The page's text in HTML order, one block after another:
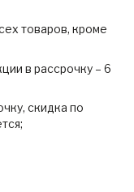
товаров, кроме
в рассрочку – 6
скидка по